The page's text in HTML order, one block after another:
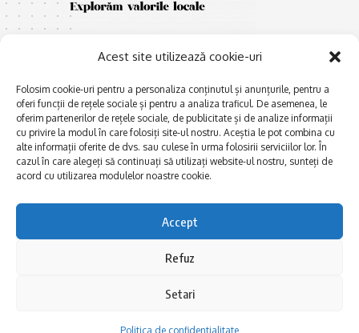
Acest site utilizează cookie-uri
Folosim cookie-uri pentru a personaliza conținutul și anunțurile, pentru a
oferi funcții de rețele sociale și pentru a analiza traficul. De asemenea, le
oferim partenerilor de rețele sociale, de publicitate și de analize informații
cu privire la modul în care folosiți site-ul nostru. Aceștia le pot combina cu
alte informații oferite de dvs. sau culese în urma folosirii serviciilor lor. În
cazul în care alegeți să continuați să utilizați website-ul nostru, sunteți de
acord cu utilizarea modulelor noastre cookie.
Accept
Refuz
Setari
Politica de confidentialitate
E xplorăm Dobrogea,
Explorăm valorile locale:
Deltă, Litoral, cele mai mari
lacuri, cele mai vechi orașe,
multe etnii, CELE MAI
Haideți în călătorie cu noi!
Afaceri și meșteșuguri
Actualitate
Dobrogea PE BUNE
Politica de confidentialitate